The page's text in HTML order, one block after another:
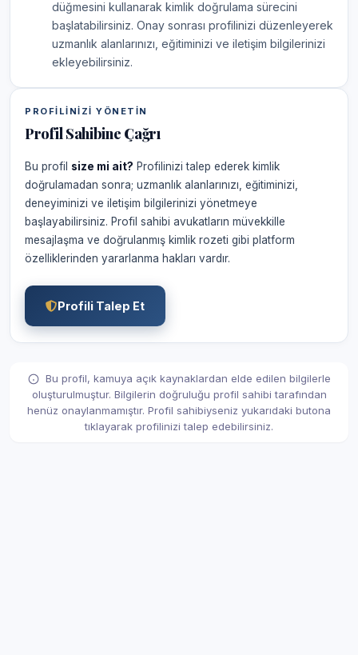
düğmesini kullanarak kimlik doğrulama sürecini
başlatabilirsiniz. Onay sonrası profilinizi düzenleyerek
uzmanlık alanlarınızı, eğitiminizi ve iletişim bilgilerinizi
ekleyebilirsiniz.
PROFILINIZI YÖNETIN
Profil Sahibine Çağrı
Bu profil size mi ait? Profilinizi talep ederek kimlik
doğrulamadan sonra; uzmanlık alanlarınızı, eğitiminizi,
deneyiminizi ve iletişim bilgilerinizi yönetmeye
başlayabilirsiniz. Profil sahibi avukatların müvekkille
mesajlaşma ve doğrulanmış kimlik rozeti gibi platform
özelliklerinden yararlanma hakları vardır.
Profili Talep Et
Bu profil, kamuya açık kaynaklardan elde edilen bilgilerle
oluşturulmuştur. Bilgilerin doğruluğu profil sahibi tarafından
henüz onaylanmamıştır. Profil sahibiyseniz yukarıdaki butona
tıklayarak profilinizi talep edebilirsiniz.